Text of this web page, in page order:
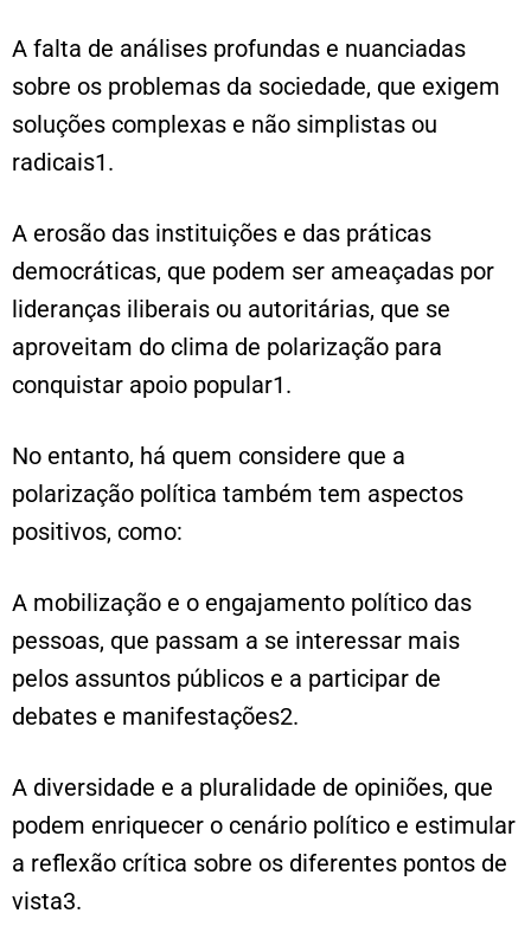
A falta de análises profundas e nuanciadas
sobre os problemas da sociedade, que exigem
soluções complexas e não simplistas ou
radicais1.
A erosão das instituições e das práticas
democráticas, que podem ser ameaçadas por
lideranças iliberais ou autoritárias, que se
aproveitam do clima de polarização para
conquistar apoio popular1.
No entanto, há quem considere que a
polarização política também tem aspectos
positivos, como:
A mobilização e o engajamento político das
pessoas, que passam a se interessar mais
pelos assuntos públicos e a participar de
debates e manifestações2.
A diversidade e a pluralidade de opiniões, que
podem enriquecer o cenário político e estimular
a reflexão crítica sobre os diferentes pontos de
vista3.